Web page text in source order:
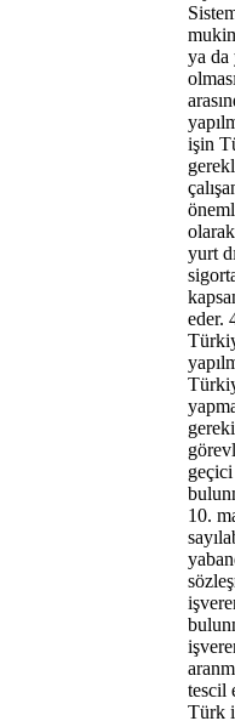
ya da
işin
yurt
eder.
10.
tescil
Türk